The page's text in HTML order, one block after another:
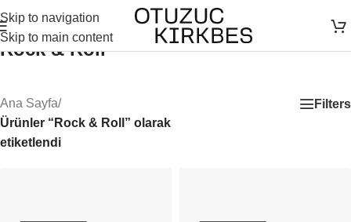
Skip to navigation
Skip to main content
Rock & Roll
Ana Sayfa/
Ürünler “Rock & Roll” olarak
etiketlendi
Filters